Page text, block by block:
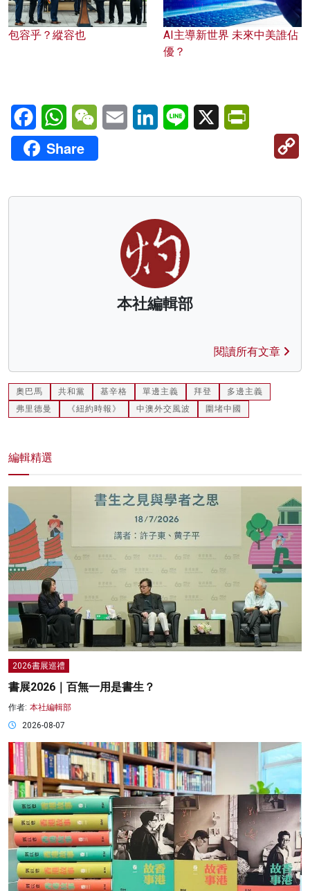
包容乎？縱容也
AI主導新世界 未來中美誰佔
優？
FacebookWhatsAppWeChatEmail LinkedInLine X
Share
本社編輯部
閱讀所有文章
奧巴馬 共和黨 基辛格 單邊主義 拜登
多邊主義
弗里德曼
《紐約時報》 中澳外交風波 圍堵中國
編輯精選
2026書展巡禮
書展2026｜百無一用是書生？
作者: 本社編輯部
2026-08-07